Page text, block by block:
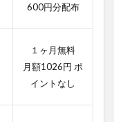
600円分配布
１ヶ月無料
月額1026円 ポ
イントなし